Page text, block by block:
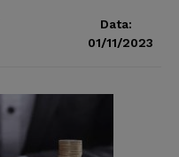
Data:
01/11/2023